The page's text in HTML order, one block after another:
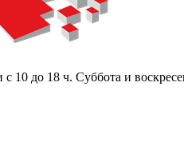
10 до 18 ч. Суббота и